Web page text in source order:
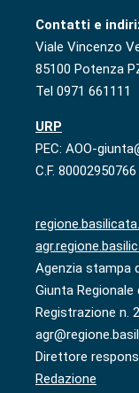
Contatti e
Viale Vincenzo
85100 Potenza
Tel 0971 661111
URP
PEC: AOO-
C.F. 80002950766
Agenzia stampa
Giunta
Registrazione n.
Direttore
Redazione